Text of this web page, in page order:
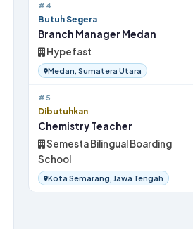
#4
Butuh Segera
Branch Manager Medan
Hypefast
Medan, Sumatera Utara
#5
Dibutuhkan
Chemistry Teacher
Semesta Bilingual Boarding
School
Kota Semarang, Jawa Tengah